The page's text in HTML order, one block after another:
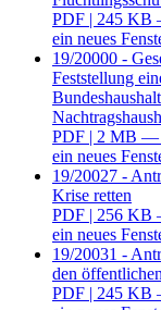
PDF | 245 KB
ein neues
19/20000 -
Feststellung
PDF | 2 MB —
ein neues
19/20027 -
Krise retten
PDF | 256 KB
ein neues
19/20031 -
den
PDF | 245 KB